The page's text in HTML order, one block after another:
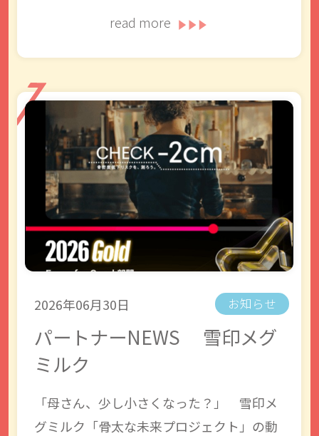
read more
2026年06月30日 お知らせ
パートナーNEWS 雪印メグ
ミルク
「母さん、少し小さくなった？」 雪印メ
グミルク「骨太な未来プロジェクト」の動